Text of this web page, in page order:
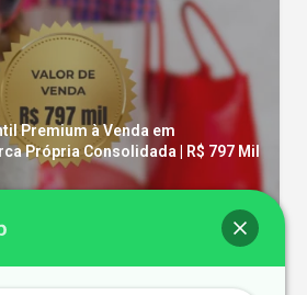
Premium à Venda em
Própria Consolidada | R$ 797 Mil